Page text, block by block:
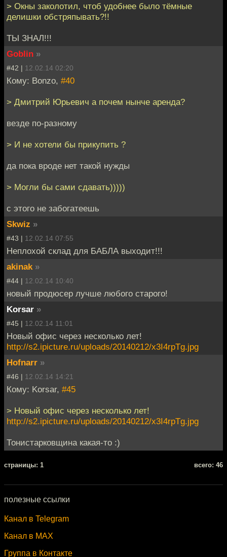
> Окны заколотил, чтоб удобнее было тёмные
делишки обстряпывать?!!
ТЫ ЗНАЛ!!!
Goblin »
#42 | 12.02.14 02:20
Кому: Bonzo, #40
> Дмитрий Юрьевич а почем нынче аренда?
везде по-разному
> И не хотели бы прикупить ?
да пока вроде нет такой нужды
> Могли бы сами сдавать)))))
с этого не забогатеешь
Skwiz »
#43 | 12.02.14 07:55
Неплохой склад для БАБЛА выходит!!!
akinak »
#44 | 12.02.14 10:40
новый продюсер лучше любого старого!
Korsar »
#45 | 12.02.14 11:01
Новый офис через несколько лет!
http://s2.ipicture.ru/uploads/20140212/x3I4rpTg.jpg
Hofnarr »
#46 | 12.02.14 14:21
Кому: Korsar, #45
> Новый офис через несколько лет!
http://s2.ipicture.ru/uploads/20140212/x3I4rpTg.jpg
Тонистарковщина какая-то :)
cтраницы: 1 всего: 46
полезные ссылки
Канал в Telegram
Канал в MAX
Группа в Контакте